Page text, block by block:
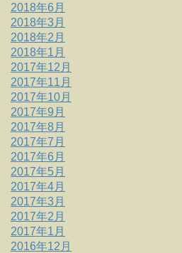
2018年6月
2018年3月
2018年2月
2018年1月
2017年12月
2017年11月
2017年10月
2017年9月
2017年8月
2017年7月
2017年6月
2017年5月
2017年4月
2017年3月
2017年2月
2017年1月
2016年12月